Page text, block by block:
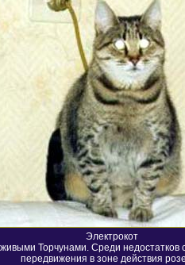
Электрокот
Торчунами. Среди
передвижения в зоне действия